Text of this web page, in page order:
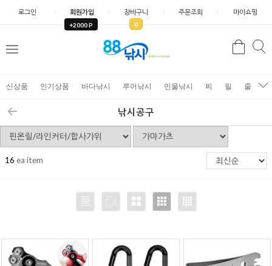
로그인 회원가입
+2000 P
장바구니
0
주문조회 마이쇼핑
검
신상품 인기상품 바다낚시 루어낚시 민물낚시 찌 릴 줄
낚시공구
16 ea item